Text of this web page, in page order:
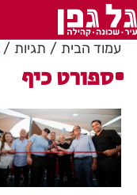
עמוד הבית תגיות
ספורט כיף